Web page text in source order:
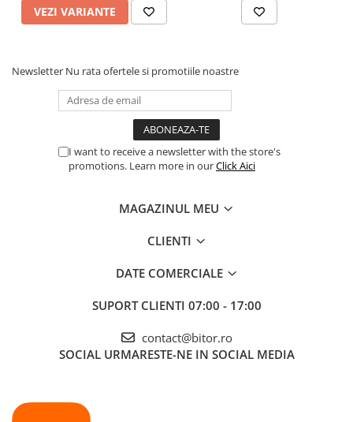
expansion
Seagate ofera o
eficienta. Cu
plug-and-play,
este gata de
din cutie - trebuie
doar sa conectati
drop, facilitand
Cerinte de
VEZI VARIANTE
Newsletter Nu rata ofertele si promotiile noastre
I want to receive a newsletter with the store's
promotions. Learn more in ourClick Aici
MAGAZINUL MEU
CLIENTI
DATE COMERCIALE
SUPORT CLIENTI 07:00 - 17:00
contact@bitor.ro
SOCIAL URMARESTE-NE IN SOCIAL MEDIA